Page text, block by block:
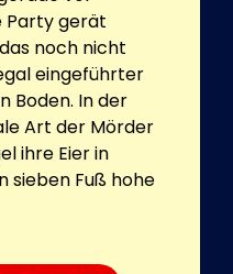
Party gerät
noch nicht
eingeführter
Boden. In der
Art der Mörder
ihre Eier in
sieben Fuß hohe